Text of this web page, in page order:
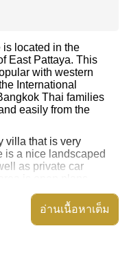
located in the
East Pattaya. This
with western
International
Thai families
easily from the
villa that is very
is a nice landscaped
as private car
cooking, a washing
own private en-
อ่านเนื้อหาเต็ม